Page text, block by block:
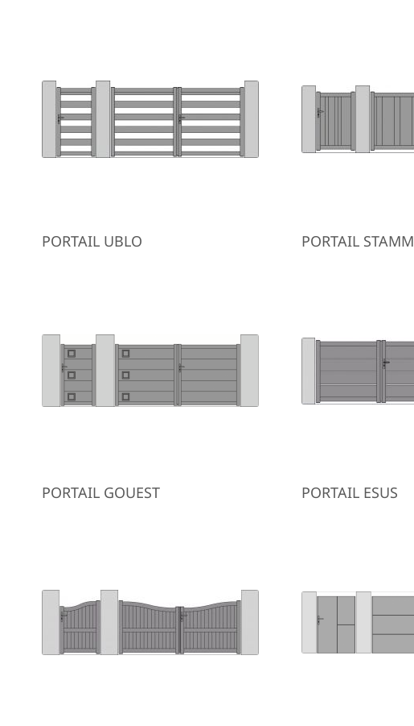
PORTAIL UBLO PORTAIL STAMM
PORTAIL GOUEST PORTAIL ESUS